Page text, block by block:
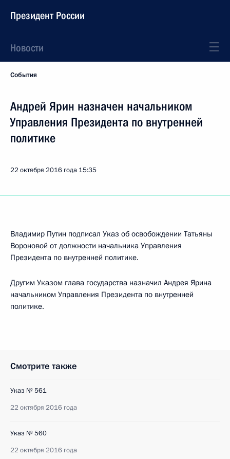
Президент России
Новости
События
Андрей Ярин назначен начальником
Управления Президента по внутренней
политике
22 октября 2016 года 15:35
Владимир Путин подписал Указ об освобождении Татьяны
Вороновой от должности начальника Управления
Президента по внутренней политике.
Другим Указом глава государства назначил Андрея Ярина
начальником Управления Президента по внутренней
политике.
Смотрите также
Указ № 561
22 октября 2016 года
Указ № 560
22 октября 2016 года